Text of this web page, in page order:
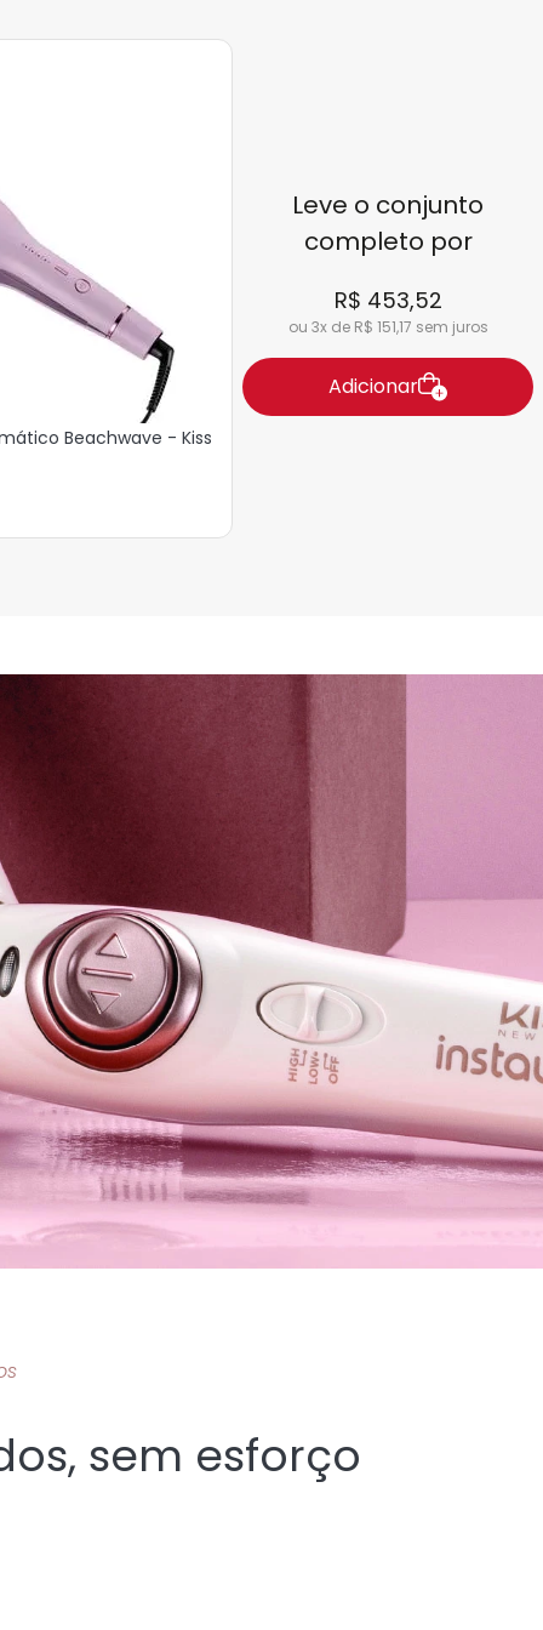
em 90 minutos e o som de beep,
Beachwave - Kiss
Leve o conjunto
completo por
R$ 453,52
ou 3x de R$ 151,17 sem juros
Adicionar
sem esforço